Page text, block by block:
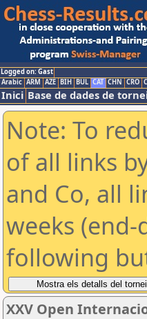
Logged on: Gast
Arabic ARM AZE BIH BUL CAT CHN CRO
Inici Base de dades de
Note: To
of all links
and Co, all
weeks
following
XXV Open